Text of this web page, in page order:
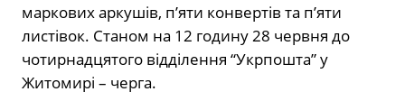
маркових аркушів, п’яти конвертів та п’яти
листівок. Станом на 12 годину 28 червня до
чотирнадцятого відділення “Укрпошта” у
Житомирі – черга.